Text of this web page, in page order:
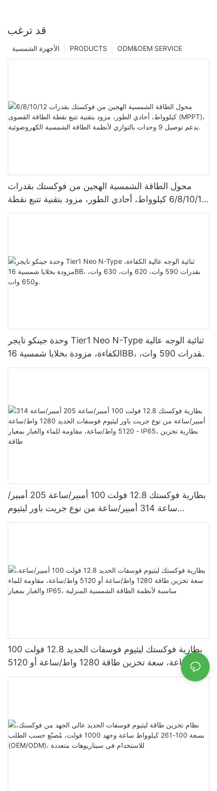
قد ترغب
ODM&OEM SERVICE
PRODUCTS الأجهزة الشمسية
محول الطاقة الشمسية الهجين من فوكستك بقدرات
6/8/10/12 كيلوواط، أحادي الطور، مزود بتقنية تتبع نقطة
الطاقة القصوى (MPPT)، يدعم توصيل 9 وحدات بالتوازي
وحدة جينكو تايجر Tier1 Neo N-Type ثنائية الوجه عالية
الكفاءة، مزودة بخلايا شمسية 16BB، بقدرات 590 وات،
620 وات، 630 وات، و650 وات.
بطارية فوكستك 12.8 فولت 100 أمبير/ساعة 205 أمبير/
ساعة 314 أمبير/ساعة من نوع جريت باور ليثيوم
فوسفات الحديد 1280 واط/ساعة - 5120 واط/ساعة،
بطارية فوكستك ليثيوم فوسفات الحديد 12.8 فولت 100
أمبير/ساعة، سعة تخزين طاقة 1280 واط/ساعة أو 5120
واط/ساعة، مقاومة للماء والغبار بمعيار IP65، مناسبة